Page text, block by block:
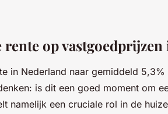
op vastgoedprijzen
in Nederland naar gemiddeld 5,3%
is dit een goed moment om
namelijk een cruciale rol in de